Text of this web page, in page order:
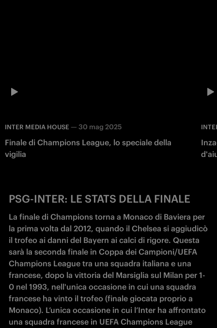
INTER MEDIA HOUSE — 30 mag 2025
Finale di Champions League, lo speciale della
vigilia
PSG-INTER: LE STATS DELLA FINALE
La finale di Champions torna a Monaco di Baviera per
la prima volta dal 2012, quando il Chelsea si aggiudicò
il trofeo ai danni del Bayern ai calci di rigore. Questa
sarà la seconda finale in Coppa dei Campioni/UEFA
Champions League tra una squadra italiana e una
francese, dopo la vittoria del Marsiglia sul Milan per 1-
0 nel 1993, nell'unica occasione in cui una squadra
francese ha vinto il trofeo (finale giocata proprio a
Monaco). L’unica occasione in cui l’Inter ha affrontato
una squadra francese in UEFA Champions League